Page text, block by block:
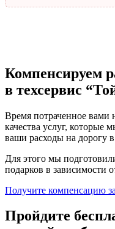
Компенсируем
в техсервис
Время потраченное вами
качества услуг,
ваши расходы на дорогу
Для этого мы
подарков в зависимости
Получите компенсацию
Пройдите